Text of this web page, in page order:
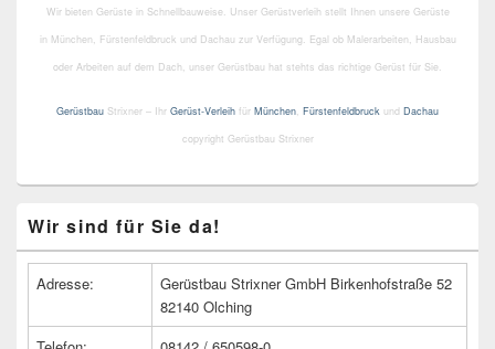
Wir bieten Gerüste in Schnellbauweise. Unser Gerüstverleih stellt Ihnen unsere Gerüste
in München, Fürstenfeldbruck und Dachau zur Verfügung. Egal ob Malerarbeiten, Hausbau
oder Arbeiten auf dem Dach, unser Gerüstbau hat stehts das richtige Gerüst für Sie.
Gerüstbau Strixner – Ihr Gerüst-Verleih für München, Fürstenfeldbruck und Dachau
copyright Gerüstbau Strixner
Seitenleisten
Widget-
Wir sind für Sie da!
Adresse:
Gerüstbau Strixner GmbH Birkenhofstraße 52
82140 Olching